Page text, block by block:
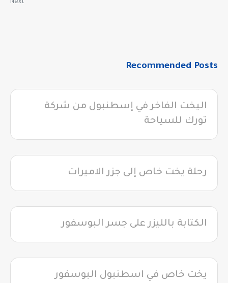
Next
Recommended Posts
اليخت الفاخر في إسطنبول من شركة
تورك للسياحة
رحلة يخت خاص إلى جزر الاميرات
الكتابة بالليزر على جسر البوسفور
يخت خاص في اسطنبول البوسفور